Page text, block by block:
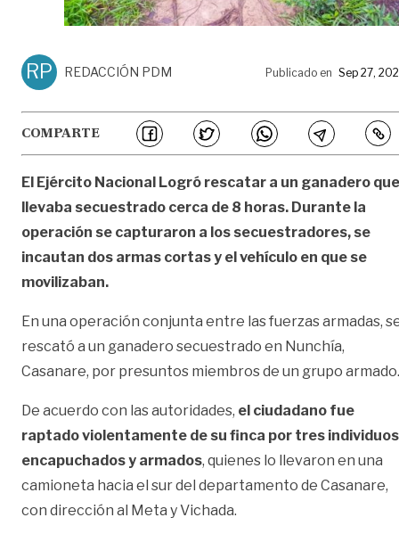
RP REDACCIÓN PDM Publicado en Sep 27,
COMPARTE
El Ejército Nacional Logró rescatar a un ganadero que
llevaba secuestrado cerca de 8 horas. Durante la
operación se capturaron a los secuestradores, se
incautan dos armas cortas y el vehículo en que se
movilizaban.
En una operación conjunta entre las fuerzas armadas,
rescató a un ganadero secuestrado en Nunchía,
Casanare, por presuntos miembros de un grupo armado.
De acuerdo con las autoridades, el ciudadano fue
raptado violentamente de su finca por tres individuos
encapuchados y armados, quienes lo llevaron en una
camioneta hacia el sur del departamento de Casanare,
con dirección al Meta y Vichada.